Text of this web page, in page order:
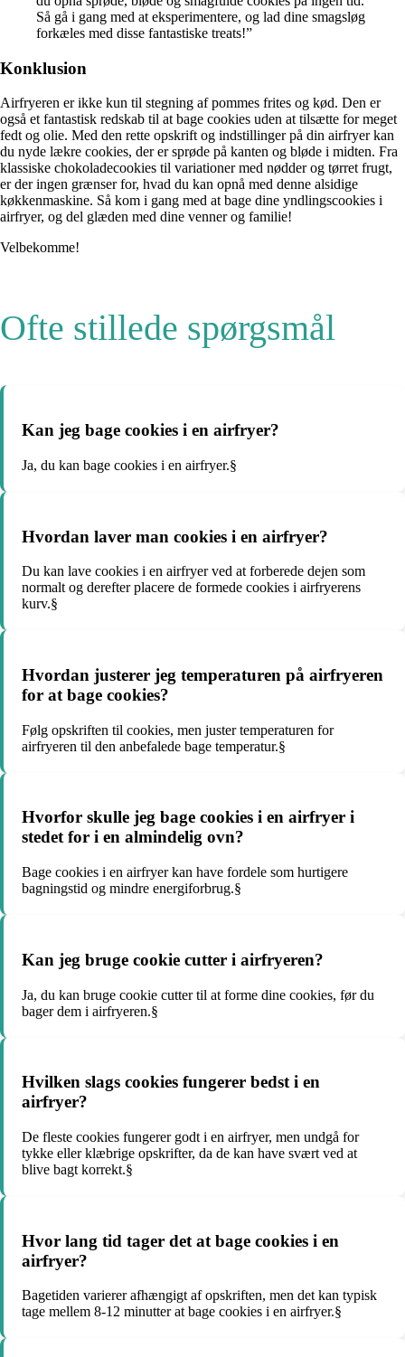
Så gå i gang med at eksperimentere, og lad dine smagsløg
forkæles med disse fantastiske treats!”
Konklusion
Airfryeren er ikke kun til stegning af pommes frites og kød. Den er
også et fantastisk redskab til at bage cookies uden at tilsætte for meget
fedt og olie. Med den rette opskrift og indstillinger på din airfryer kan
du nyde lækre cookies, der er sprøde på kanten og bløde i midten. Fra
klassiske chokoladecookies til variationer med nødder og tørret frugt,
er der ingen grænser for, hvad du kan opnå med denne alsidige
køkkenmaskine. Så kom i gang med at bage dine yndlingscookies i
airfryer, og del glæden med dine venner og familie!
Velbekomme!
Ofte stillede spørgsmål
Kan jeg bage cookies i en airfryer?
Ja, du kan bage cookies i en airfryer.§
Hvordan laver man cookies i en airfryer?
Du kan lave cookies i en airfryer ved at forberede dejen som
normalt og derefter placere de formede cookies i airfryerens
kurv.§
Hvordan justerer jeg temperaturen på airfryeren
for at bage cookies?
Følg opskriften til cookies, men juster temperaturen for
airfryeren til den anbefalede bage temperatur.§
Hvorfor skulle jeg bage cookies i en airfryer i
stedet for i en almindelig ovn?
Bage cookies i en airfryer kan have fordele som hurtigere
bagningstid og mindre energiforbrug.§
Kan jeg bruge cookie cutter i airfryeren?
Ja, du kan bruge cookie cutter til at forme dine cookies, før du
bager dem i airfryeren.§
Hvilken slags cookies fungerer bedst i en
airfryer?
De fleste cookies fungerer godt i en airfryer, men undgå for
tykke eller klæbrige opskrifter, da de kan have svært ved at
blive bagt korrekt.§
Hvor lang tid tager det at bage cookies i en
airfryer?
Bagetiden varierer afhængigt af opskriften, men det kan typisk
tage mellem 8-12 minutter at bage cookies i en airfryer.§